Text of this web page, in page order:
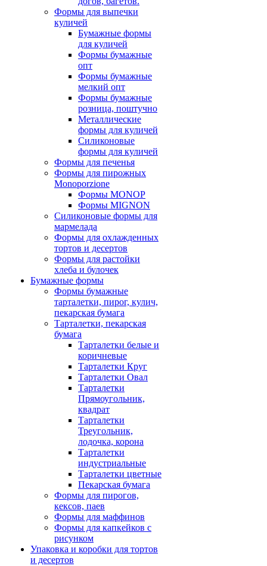
Формы для выпечки
куличей
Бумажные формы
для куличей
Формы бумажные
опт
Формы бумажные
мелкий опт
Формы бумажные
розница, поштучно
Металлические
формы для куличей
Силиконовые
формы для куличей
Формы для печенья
Формы для пирожных
Monoporzione
Формы MONOP
Формы MIGNON
Силиконовые формы для
мармелада
Формы для oхлажденных
тортов и десертов
Формы для растойки
хлеба и булочек
Бумажные формы
Формы бумажные
тарталетки, пирог, кулич,
пекарская бумага
Тарталетки, пекарская
бумага
Тарталетки белые и
коричневые
Тарталетки Круг
Тарталетки Овал
Тарталетки
Прямоугольник,
квадрат
Тарталетки
Треугольник,
лодочка, корона
Тарталетки
индустриальные
Тарталетки цветные
Пекарская бумага
Формы для пирогов,
кексов, паев
Формы для маффинов
Формы для капкейков с
рисунком
Упаковка и коробки для тортов
и десертов